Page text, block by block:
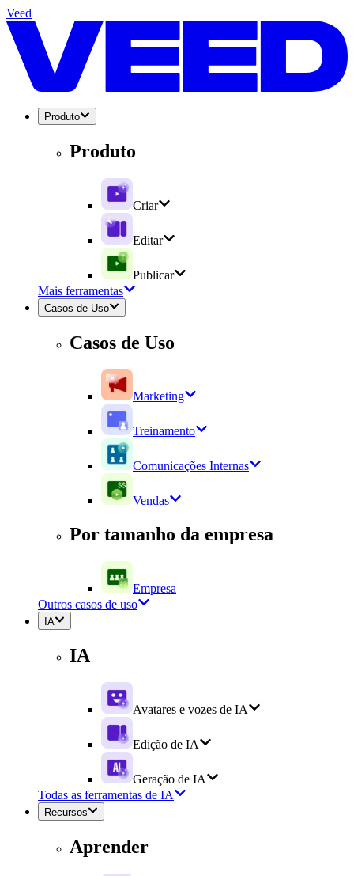
Veed
Produto
Produto
Criar
Editar
Publicar
Mais ferramentas
Casos de Uso
Casos de Uso
Marketing
Treinamento
Comunicações Internas
Vendas
Por tamanho da empresa
Empresa
Outros casos de uso
IA
IA
Avatares e vozes de IA
Edição de IA
Geração de IA
Todas as ferramentas de IA
Recursos
Aprender